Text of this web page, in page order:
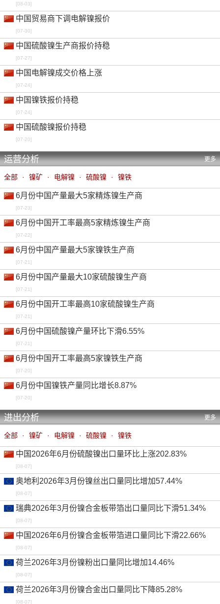
[08-03]
中国贸易商下调电解镍报价
[07-30]
中国硫酸镍生产商报价持稳
[07-27]
中国电解镍成交价格上涨
[07-24]
中国镍铁报价持稳
[07-24]
中国硫酸镍报价持稳
[07-20]
运营分析 更多
全部 · 镍矿 · 电解镍 · 硫酸镍 · 镍铁
6月份中国产量最大5家精炼镍生产商
[07-23]
6月份中国开工率最高5家精炼镍生产商
[07-22]
6月份中国产量最大5家镍铁生产商
[07-21]
6月份中国产量最大10家硫酸镍生产商
[07-21]
6月份中国开工率最高10家硫酸镍生产商
[07-21]
6月份中国硫酸镍产量环比下滑6.55%
[07-21]
6月份中国开工率最高5家镍铁生产商
[07-20]
6月份中国镍铁产量同比增长8.87%
[07-20]
进出分析 更多
全部 · 镍矿 · 电解镍 · 硫酸镍 · 镍铁
中国2026年6月份硫酸镍出口量环比上涨202.83%
[08-07]
奥地利2026年3月份镍丝出口量同比增加57.44%
[08-07]
瑞典2026年3月份镍合金板带箔出口量同比下滑51.34%
[08-07]
中国2026年6月份镍合金板带箔进口量同比下滑22.66%
[08-07]
荷兰2026年3月份镍粉出口量同比增加14.46%
[08-07]
荷兰2026年3月份镍合金出口量同比下降85.28%
[08-07]